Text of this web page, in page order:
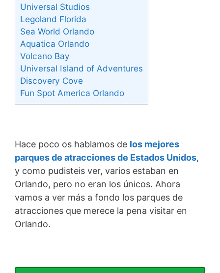
Universal Studios
Legoland Florida
Sea World Orlando
Aquatica Orlando
Volcano Bay
Universal Island of Adventures
Discovery Cove
Fun Spot America Orlando
Hace poco os hablamos de los mejores
parques de atracciones de Estados Unidos,
y como pudisteis ver, varios estaban en
Orlando, pero no eran los únicos. Ahora
vamos a ver más a fondo los parques de
atracciones que merece la pena visitar en
Orlando.